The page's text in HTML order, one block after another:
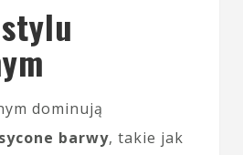
dominują
barwy, takie jak